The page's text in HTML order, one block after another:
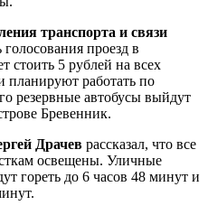
транспорта и связи
голосования проезд в
стоить 5 рублей на всех
работать по
резервные автобусы выйдут
Бревенник.
Драчев рассказал, что все
освещены. Уличные
гореть до 6 часов 48 минут и